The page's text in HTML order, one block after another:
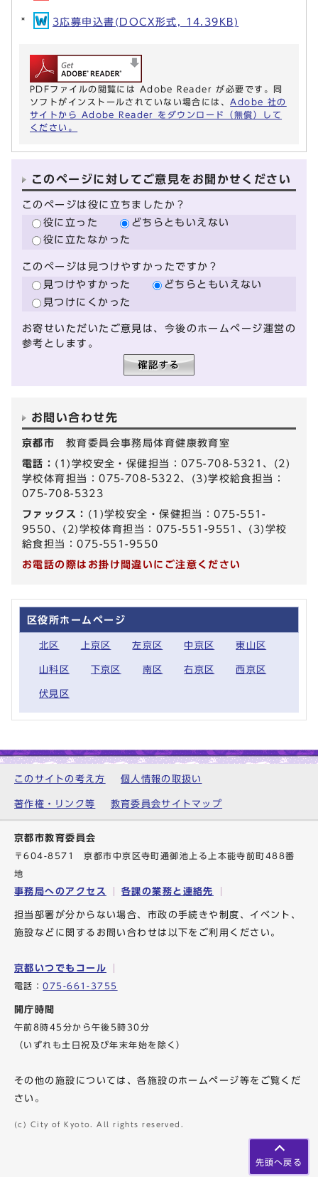
3応募申込書(DOCX形式, 14.39KB)
PDFファイルの閲覧には Adobe Reader が必要です。同
ソフトがインストールされていない場合には、 Adobe 社の
サイトから Adobe Reader をダウンロード（無償）して
ください。
このページに対してご意見をお聞かせください
このページは役に立ちましたか？
役に立った
どちらともいえない
役に立たなかった
このページは見つけやすかったですか？
見つけやすかった
どちらともいえない
見つけにくかった
お寄せいただいたご意見は、今後のホームページ運営の
参考とします。
お問い合わせ先
京都市 教育委員会事務局体育健康教育室
電話： (1)学校安全・保健担当：075-708-5321、(2)
学校体育担当：075-708-5322、(3)学校給食担当：
075-708-5323
ファックス： (1)学校安全・保健担当：075-551-
9550、(2)学校体育担当：075-551-9551、(3)学校
給食担当：075-551-9550
お電話の際はお掛け間違いにご注意ください
区役所ホームページ
北区 上京区 左京区 中京区 東山区
山科区 下京区 南区 右京区 西京区
伏見区
先頭へ戻る
このサイトの考え方 個人情報の取扱い
著作権・リンク等 教育委員会サイトマップ
京都市教育委員会
〒604-8571 京都市中京区寺町通御池上る上本能寺前町488番
地
事務局へのアクセス 各課の業務と連絡先
担当部署が分からない場合、市政の手続きや制度、イベント、
施設などに関するお問い合わせは以下をご利用ください。
京都いつでもコール
電話：075-661-3755
開庁時間
午前8時45分から午後5時30分
（いずれも土日祝及び年末年始を除く）
その他の施設については、各施設のホームページ等をご覧くだ
さい。
(c) City of Kyoto. All rights reserved.